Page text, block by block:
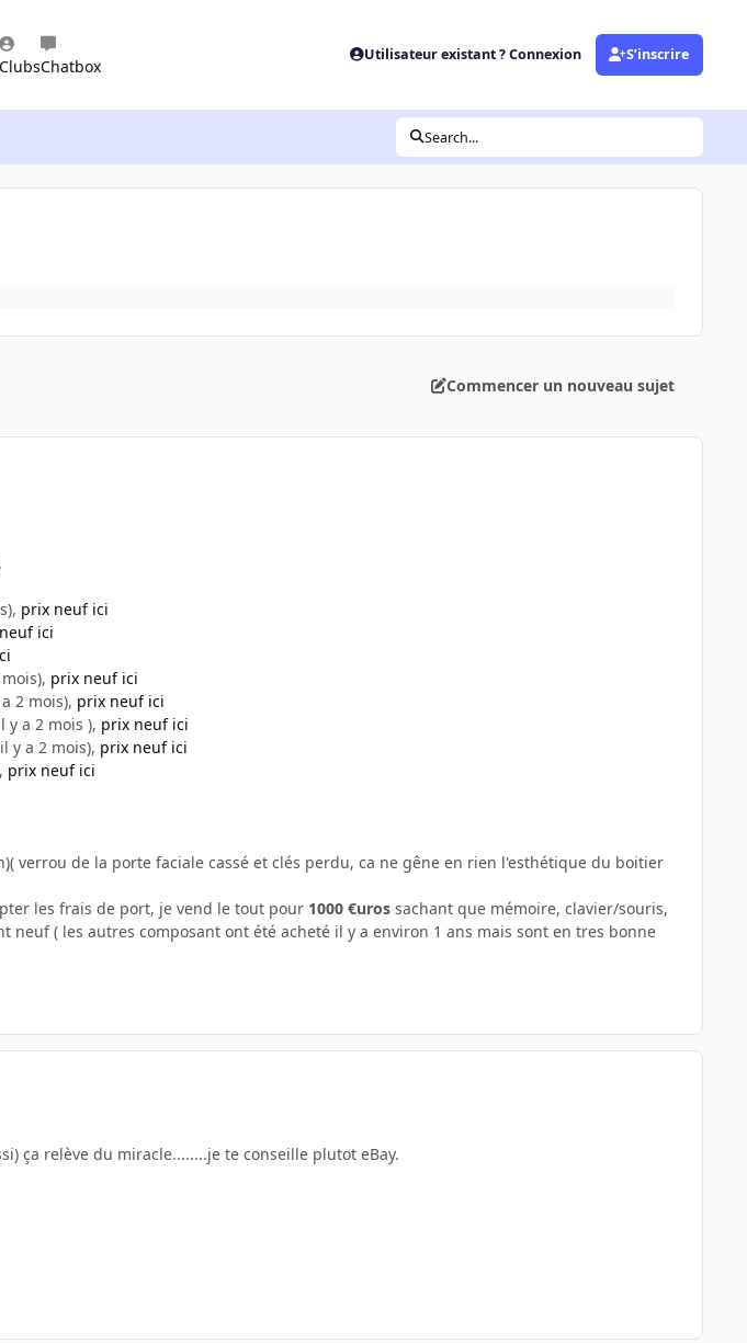
Chatbox
Utilisateur existant ? Connexion S’inscrire
Search...
Commencer un nouveau sujet
prix neuf ici
ici
prix neuf ici
2 mois), prix neuf ici
y a 2 mois ), prix neuf ici
y a 2 mois), prix neuf ici
prix neuf ici
verrou de la porte faciale cassé et clés perdu, ca ne gêne en rien l'esthétique du boitier
les frais de port, je vend le tout pour 1000 €uros sachant que mémoire, clavier/souris,
( les autres composant ont été acheté il y a environ 1 ans mais sont en tres bonne
ça relève du miracle........je te conseille plutot eBay.